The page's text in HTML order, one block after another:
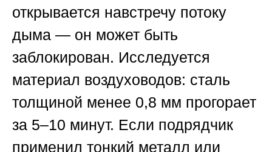
открывается навстречу потоку
дыма — он может быть
заблокирован. Исследуется
материал воздуховодов: сталь
толщиной менее 0,8 мм прогорает
за 5–10 минут. Если подрядчик
применил тонкий металл или